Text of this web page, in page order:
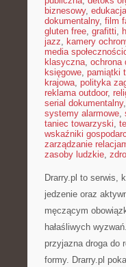
biznesowy,
dokumentalny, film
gluten free, grafitti,
jazz, kamery
media
klasyczna, ochrona
księgowe, pamiątki
krajowa, polityka
reklama outdoor,
serial dokumentalny,
systemy alarmowe,
taniec towarzyski,
wskaźniki
zarządzanie
zasoby ludzkie,
Drarry.pl to serwis,
jedzenie oraz
męczącym
hałaśliwych
przyjazna droga do
formy. Drarry.pl